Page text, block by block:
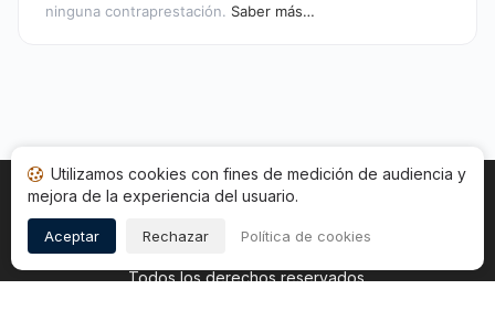
ninguna contraprestación. Saber más…
Inicio Estado opiniones Categorías
Copyright © 2026
Todos los derechos reservados.
Utilizamos cookies con fines de medición de audiencia y
mejora de la experiencia del usuario.
Aceptar Rechazar Política de cookies